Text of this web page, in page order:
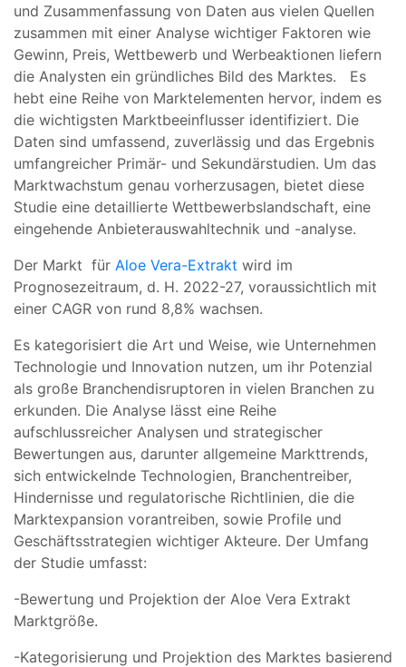
und Zusammenfassung von Daten aus vielen Quellen
zusammen mit einer Analyse wichtiger Faktoren wie
Gewinn, Preis, Wettbewerb und Werbeaktionen liefern
die Analysten ein gründliches Bild des Marktes. Es
hebt eine Reihe von Marktelementen hervor, indem es
die wichtigsten Marktbeeinflusser identifiziert. Die
Daten sind umfassend, zuverlässig und das Ergebnis
umfangreicher Primär- und Sekundärstudien. Um das
Marktwachstum genau vorherzusagen, bietet diese
Studie eine detaillierte Wettbewerbslandschaft, eine
eingehende Anbieterauswahltechnik und -analyse.
Der Markt für Aloe Vera-Extrakt wird im
Prognosezeitraum, d. H. 2022-27, voraussichtlich mit
einer CAGR von rund 8,8% wachsen.
Es kategorisiert die Art und Weise, wie Unternehmen
Technologie und Innovation nutzen, um ihr Potenzial
als große Branchendisruptoren in vielen Branchen zu
erkunden. Die Analyse lässt eine Reihe
aufschlussreicher Analysen und strategischer
Bewertungen aus, darunter allgemeine Markttrends,
sich entwickelnde Technologien, Branchentreiber,
Hindernisse und regulatorische Richtlinien, die die
Marktexpansion vorantreiben, sowie Profile und
Geschäftsstrategien wichtiger Akteure. Der Umfang
der Studie umfasst:
-Bewertung und Projektion der Aloe Vera Extrakt
Marktgröße.
-Kategorisierung und Projektion des Marktes basierend